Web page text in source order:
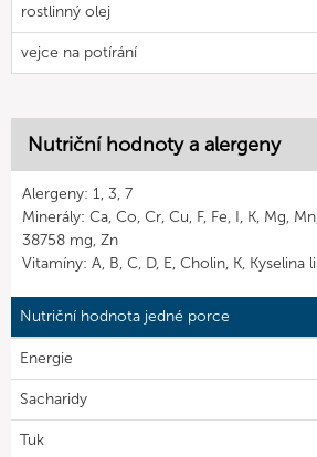
rostlinný olej
vejce na potírání
Nutriční hodnoty a alergeny
Alergeny: 1, 3, 7
Minerály: Ca, Co, Cr, Cu, F, Fe, I, K, Mg,
38758 mg, Zn
Vitamíny: A, B, C, D, E, Cholin, K, Kyselina
Nutriční hodnota jedné porce
Energie
Sacharidy
Tuk